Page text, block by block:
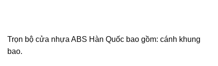
Trọn bộ cửa nhựa ABS Hàn Quốc bao gồm: cánh khung
bao.